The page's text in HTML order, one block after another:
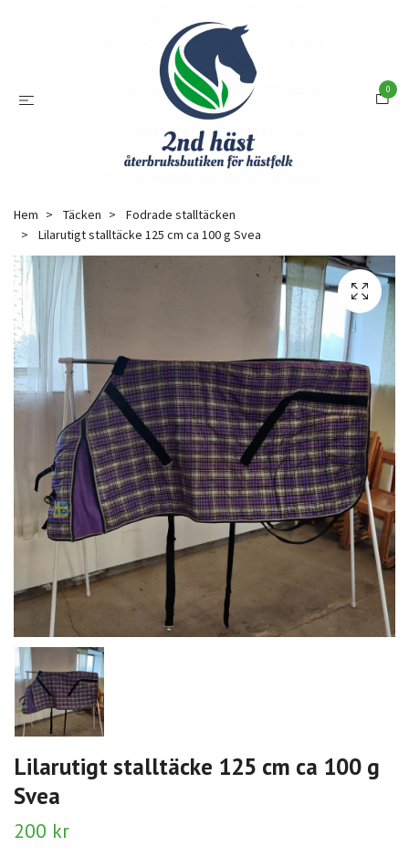
0
Hem Täcken
Fodrade stalltäcken
Lilarutigt stalltäcke 125 cm ca 100 g Svea
Lilarutigt stalltäcke 125 cm ca 100 g
Svea
200 kr